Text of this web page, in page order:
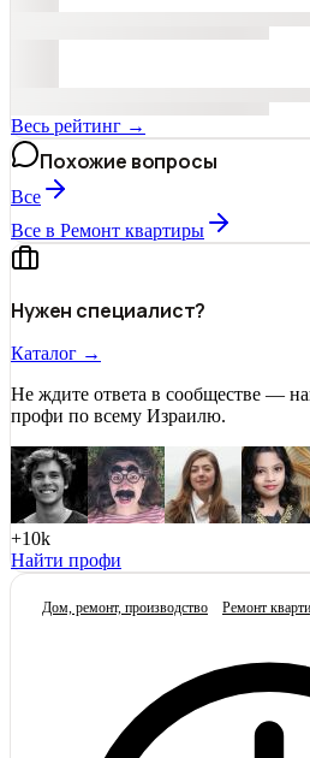
Весь рейтинг →
Похожие вопросы
Все
Все в Ремонт квартиры
Нужен специалист?
Каталог →
Не ждите ответа в сообществе —
профи по всему Израилю.
+10k
Найти профи
Дом, ремонт, производство Ремонт